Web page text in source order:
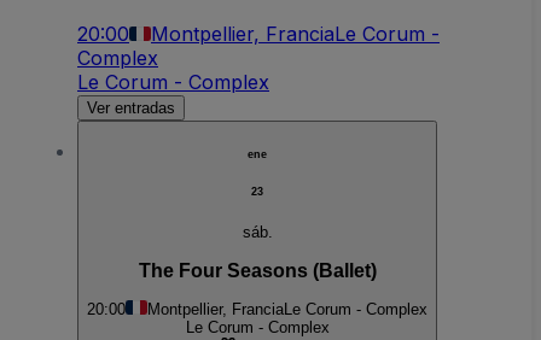
20:00 Montpellier, FranciaLe Corum -
Complex
Le Corum - Complex
Ver entradas
ene
23
sáb.
The Four Seasons (Ballet)
20:00 Montpellier, FranciaLe Corum - Complex
Le Corum - Complex